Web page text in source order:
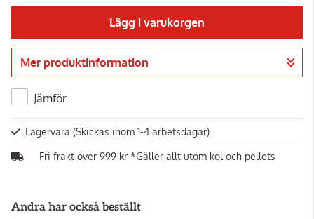
Lägg i varukorgen
Gå till kassan
Mer produktinformation
Jämför
Lagervara (Skickas inom 1-4 arbetsdagar)
Fri frakt över 999 kr *Gäller allt utom kol och pellets
Andra har också beställt